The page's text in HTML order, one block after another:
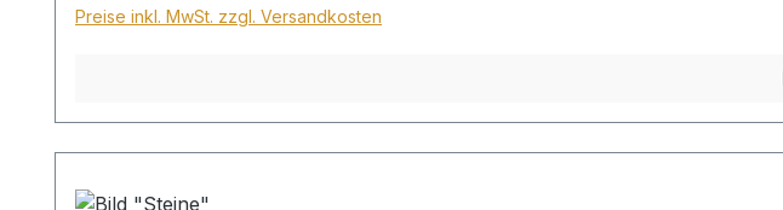
Preise inkl. MwSt. zzgl. Versandkosten